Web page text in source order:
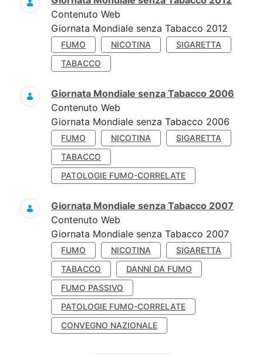
Contenuto Web
Giornata Mondiale senza Tabacco 2012
FUMO NICOTINA
SIGARETTA
TABACCO
Giornata Mondiale senza Tabacco 2006
Contenuto Web
Giornata Mondiale senza Tabacco 2006
FUMO NICOTINA
SIGARETTA
TABACCO
PATOLOGIE FUMO-CORRELATE
Giornata Mondiale senza Tabacco 2007
Contenuto Web
Giornata Mondiale senza Tabacco 2007
FUMO NICOTINA
SIGARETTA
TABACCO
DANNI DA FUMO
FUMO PASSIVO
PATOLOGIE FUMO-CORRELATE
CONVEGNO NAZIONALE